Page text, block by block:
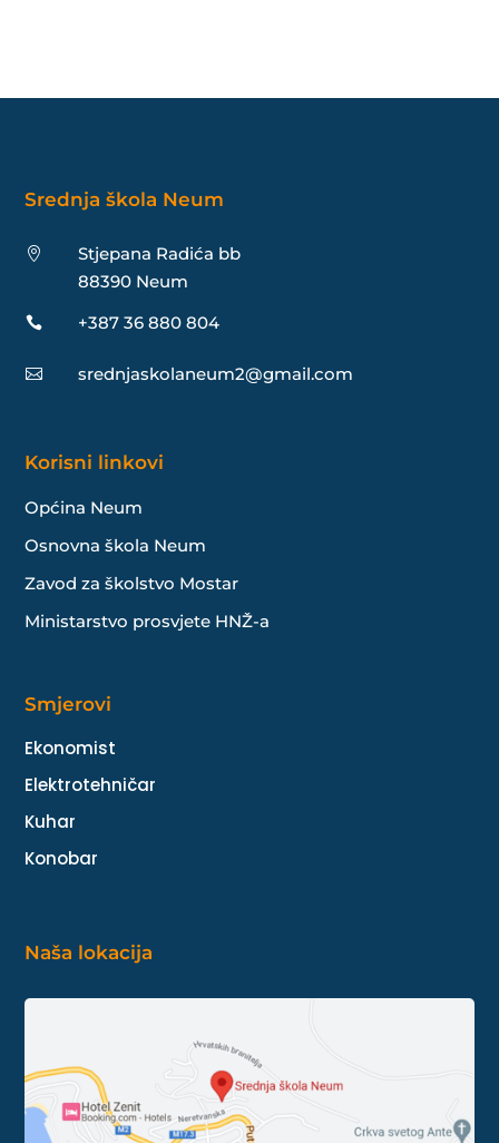
Srednja škola Neum

Stjepana Radića bb
88390 Neum
 +387 36 880 804
 srednjaskolaneum2@gmail.com
Korisni linkovi
Općina Neum
Osnovna škola Neum
Zavod za školstvo Mostar
Ministarstvo prosvjete HNŽ-a
Smjerovi
Ekonomist
Elektrotehničar
Kuhar
Konobar
Naša lokacija